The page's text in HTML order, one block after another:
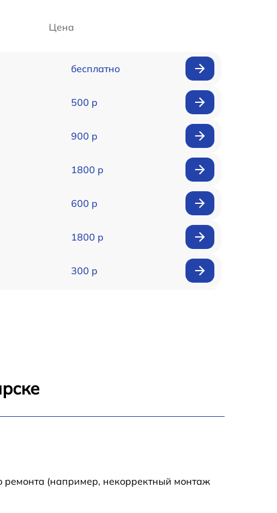
Цена
бесплатно
500 р
900 р
1800 р
600 р
1800 р
300 р
ремонта (например, некорректный монтаж